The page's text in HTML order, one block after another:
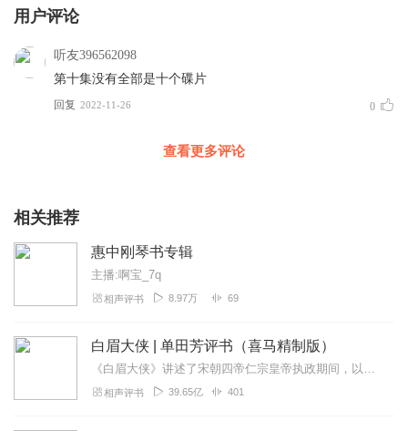
用户评论
听友396562098
第十集没有全部是十个碟片
回复 2022-11-26 0
查看更多评论
相关推荐
惠中刚琴书专辑
主播:啊宝_7q
相声评书 8.97万 69
白眉大侠 | 单田芳评书（喜马精制版）
《白眉大侠》讲述了宋朝四帝仁宗皇帝执政期间，以徐良、白云瑞为书胆，包括七侠、大五义、小五义、小七杰等众开封府校尉，在八王赵德芳、包拯、颜查散等清官的支持下，为保...
相声评书 39.65亿 401